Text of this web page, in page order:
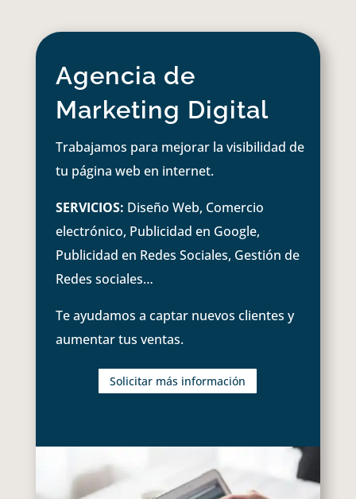
Agencia de
Marketing Digital
Trabajamos para mejorar la visibilidad de
tu página web en internet.
SERVICIOS: Diseño Web, Comercio
electrónico, Publicidad en Google,
Publicidad en Redes Sociales, Gestión de
Redes sociales…
Te ayudamos a captar nuevos clientes y
aumentar tus ventas.
Solicitar más información